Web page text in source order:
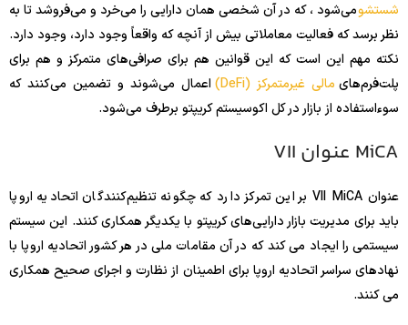
شستشومی‌شود ، که در آن شخصی همان دارایی را می‌خرد و می‌فروشد تا به
نظر برسد که فعالیت معاملاتی بیش از آنچه که واقعاً وجود دارد، وجود دارد.
نکته مهم این است که این قوانین هم برای صرافی‌های متمرکز و هم برای
پلت‌فرم‌های مالی غیرمتمرکز (DeFi)
اعمال می‌شوند و تضمین می‌کنند که
سوءاستفاده از بازار در کل اکوسیستم کریپتو برطرف می‌شود.
MiCA عنوان VII
عنوان VII MiCA بر این تمرکز دارد که چگونه تنظیم‌کنندگان اتحادیه اروپا
باید برای مدیریت بازار دارایی‌های کریپتو با یکدیگر همکاری کنند. این سیستم
سیستمی را ایجاد می کند که در آن مقامات ملی در هر کشور اتحادیه اروپا با
نهادهای سراسر اتحادیه اروپا برای اطمینان از نظارت و اجرای صحیح همکاری
می کنند.